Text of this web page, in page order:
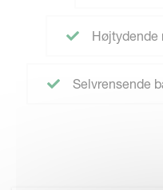
Højtydende
Selvrensende